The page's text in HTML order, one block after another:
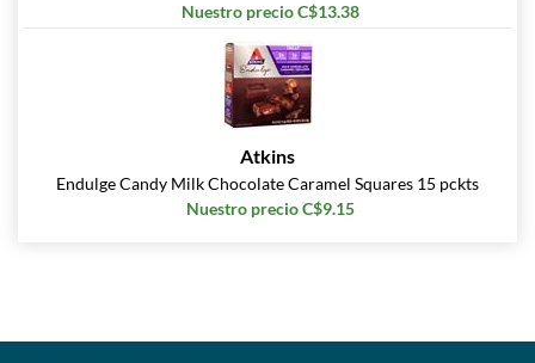
Nuestro precio C$13.38
Atkins
Endulge Candy Milk Chocolate Caramel Squares 15 pckts
Nuestro precio C$9.15